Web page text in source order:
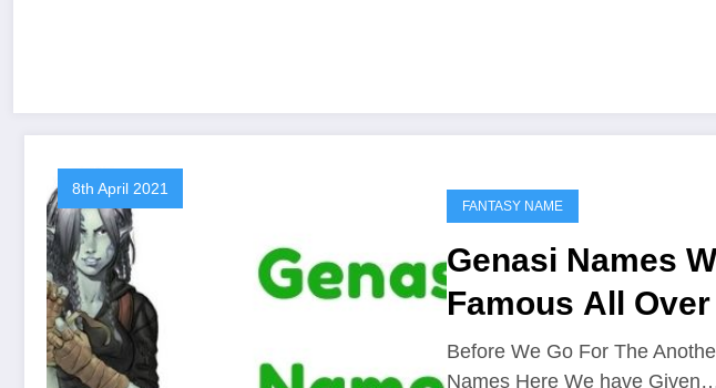
8th April 2021
FANTASY NAME
Genasi Names
Famous All
Before We Go For The
Names Here We have